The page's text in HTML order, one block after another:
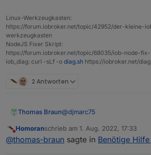
pi@raspberrypiioBroker:~ $
config
org, organization
user
task
telegrafs
export
auth, authorization
apply
stacks
template
bucket-schema
Mach langsam damit.
Welche Anleitung hast Du genutzt
EDIT:
Du hast hoffentlich jetzt nicht
Linux-Werkzeugkasten:
https://forum.iobroker.net/topic/42952/der-kleine-
werkzeugkasten
NodeJS Fixer Skript:
https://forum.iobroker.net/topic/68035/iob-node-
iob_diag: curl -sLf -o diag.sh https://iobroker.net/
2 Antworten
Thomas Braun@djmarc75
Nicht stören
Homoranschrieb am 1. Aug. 2022, 17:33
zuletzt editiert von
@thomas-braun sagte in Benötige